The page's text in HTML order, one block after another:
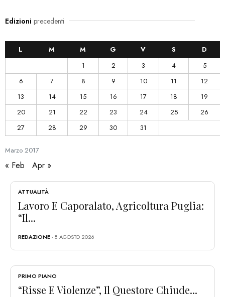
Edizioni precedenti
Marzo 2017
L M M G V S
D
1
2 3 4
5
6
7 8 9 10 11
12
13
14 15 16 17 18
19
20
21 22 23 24 25
26
27
28 29 30 31
« Feb Apr »
ATTUALITÀ
Lavoro E Caporalato, Agricoltura Puglia:
“Il...
REDAZIONE- 8 AGOSTO 2026
PRIMO PIANO
“Risse E Violenze”, Il Questore Chiude...